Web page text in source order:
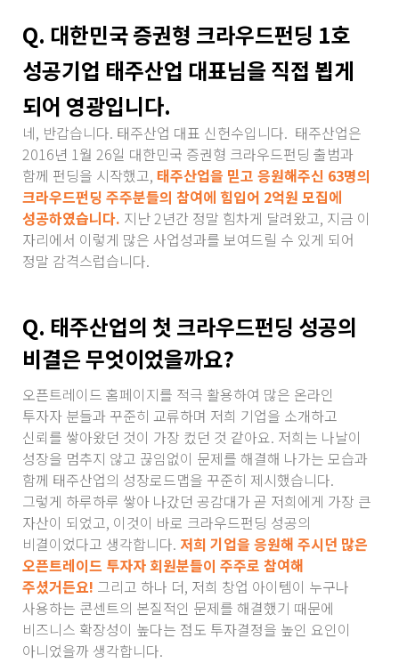
Q. 대한민국 증권형 크라우드펀딩 1호
성공기업 태주산업 대표님을 직접 뵙게
되어 영광입니다.
네, 반갑습니다. 태주산업 대표 신헌수입니다. 태주산업은
2016년 1월 26일 대한민국 증권형 크라우드펀딩 출범과
함께 펀딩을 시작했고, 태주산업을 믿고 응원해주신 63명의
크라우드펀딩 주주분들의 참여에 힘입어 2억원 모집에
성공하였습니다. 지난 2년간 정말 힘차게 달려왔고, 지금 이
자리에서 이렇게 많은 사업성과를 보여드릴 수 있게 되어
정말 감격스럽습니다.
Q. 태주산업의 첫 크라우드펀딩 성공의
비결은 무엇이었을까요?
오픈트레이드 홈페이지를 적극 활용하여 많은 온라인
투자자 분들과 꾸준히 교류하며 저희 기업을 소개하고
신뢰를 쌓아왔던 것이 가장 컸던 것 같아요. 저희는 나날이
성장을 멈추지 않고 끊임없이 문제를 해결해 나가는 모습과
함께 태주산업의 성장로드맵을 꾸준히 제시했습니다.
그렇게 하루하루 쌓아 나갔던 공감대가 곧 저희에게 가장 큰
자산이 되었고, 이것이 바로 크라우드펀딩 성공의
비결이었다고 생각합니다. 저희 기업을 응원해 주시던 많은
오픈트레이드 투자자 회원분들이 주주로 참여해
주셨거든요! 그리고 하나 더, 저희 창업 아이템이 누구나
사용하는 콘센트의 본질적인 문제를 해결했기 때문에
비즈니스 확장성이 높다는 점도 투자결정을 높인 요인이
아니었을까 생각합니다.